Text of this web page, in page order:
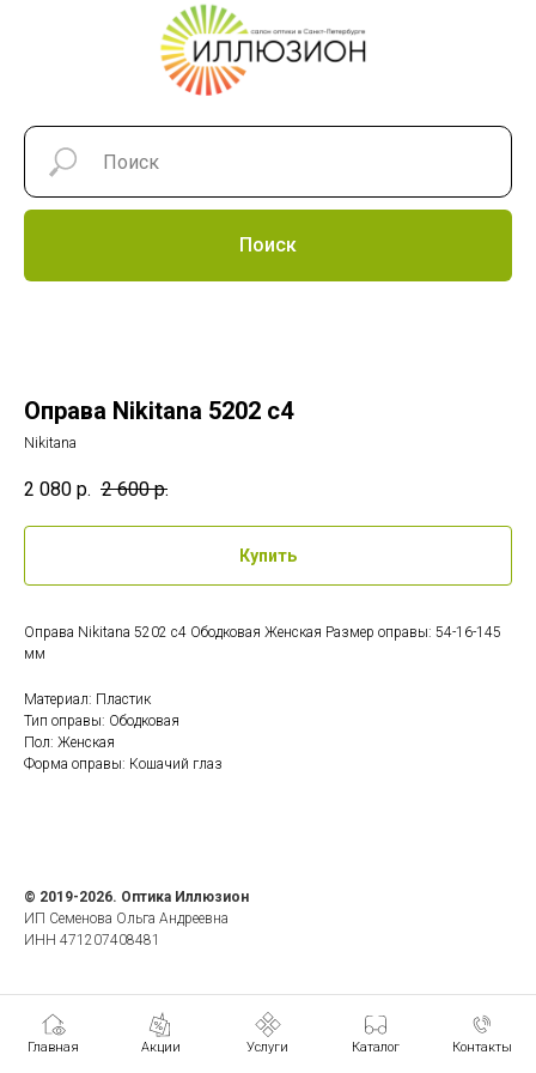
Поиск
Главная Акции Услуги Каталог Контакты
Оправа Nikitana 5202 c4
Nikitana
2 080 р. 2 600 р.
Купить
Оправа Nikitana 5202 c4 Ободковая Женская Размер оправы: 54-16-145
мм
Материал: Пластик
Тип оправы: Ободковая
Пол: Женская
Форма оправы: Кошачий глаз
© 2019-2026. Оптика Иллюзион
ИП Семенова Ольга Андреевна
ИНН 471207408481